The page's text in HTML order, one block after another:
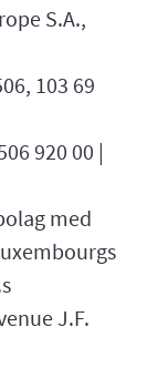
S.A.,
103 69
920 00 |
med
J.F.